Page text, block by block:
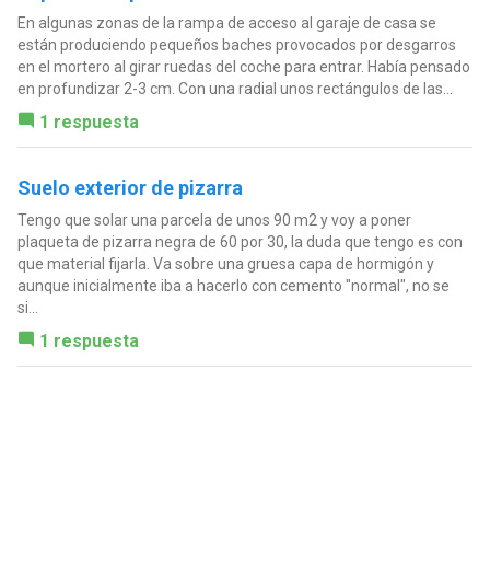
En algunas zonas de la rampa de acceso al garaje de casa se
están produciendo pequeños baches provocados por desgarros
en el mortero al girar ruedas del coche para entrar. Había pensado
en profundizar 2-3 cm. Con una radial unos rectángulos de las...
1 respuesta
Suelo exterior de pizarra
Tengo que solar una parcela de unos 90 m2 y voy a poner
plaqueta de pizarra negra de 60 por 30, la duda que tengo es con
que material fijarla. Va sobre una gruesa capa de hormigón y
aunque inicialmente iba a hacerlo con cemento "normal", no se
si...
1 respuesta